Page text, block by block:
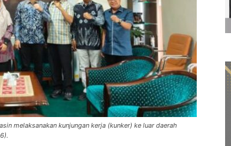
melaksanakan kunjungan kerja (kunker) ke luar daerah